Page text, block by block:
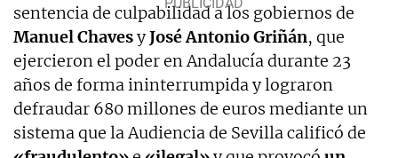
sentencia de culpabilidad a los gobiernos de
Manuel ChavesyJosé Antonio Griñán, que
ejercieron el poder en Andalucía durante 23
años de forma ininterrumpida y lograron
defraudar 680 millones de euros mediante un
sistema que la Audiencia de Sevilla calificó de